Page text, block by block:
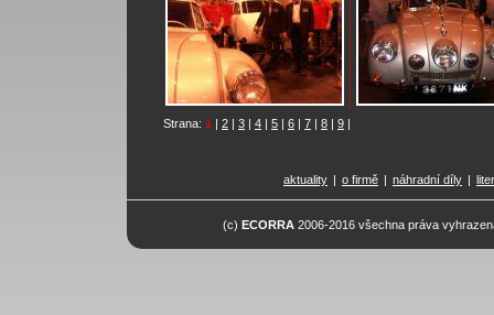
Strana: 1 | 2 | 3 | 4 | 5 | 6 | 7 | 8 | 9 |
aktuality | o firmě | náhradní díly |
(c) ECORRA 2006-2016 všechna práva